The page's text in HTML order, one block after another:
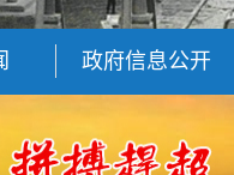
政府信息公开